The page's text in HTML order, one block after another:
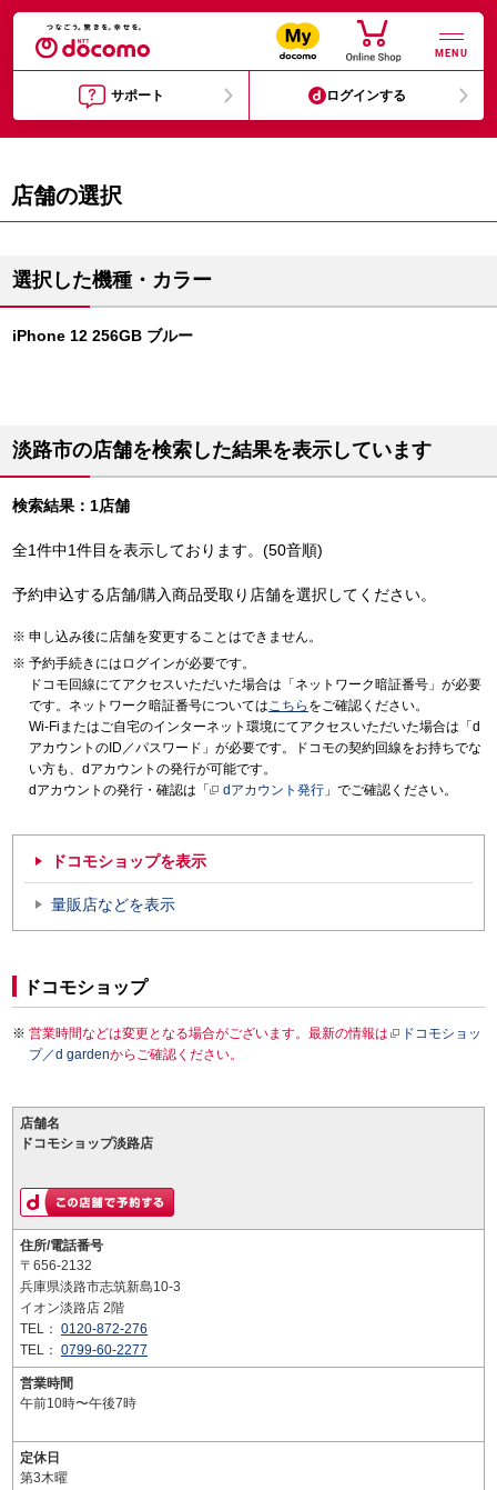
MENU
サポート ログインする
店舗の選択
選択した機種・カラー
iPhone 12 256GB ブルー
淡路市の店舗を検索した結果を表示しています
検索結果：1店舗
全1件中1件目を表示しております。(50音順)
予約申込する店舗/購入商品受取り店舗を選択してください。
申し込み後に店舗を変更することはできません。
予約手続きにはログインが必要です。
ドコモ回線にてアクセスいただいた場合は「ネットワーク暗証番号」が必要
です。ネットワーク暗証番号についてはこちら をご確認ください。
Wi-Fiまたはご自宅のインターネット環境にてアクセスいただいた場合は「d
アカウントのID／パスワード」が必要です。ドコモの契約回線をお持ちでな
い方も、dアカウントの発行が可能です。
dアカウントの発行・確認は「
dアカウント発行 」でご確認ください。
ドコモショップを表示
量販店などを表示
ドコモショップ
営業時間などは変更となる場合がございます。最新の情報は
ドコモショッ
プ／d gardenからご確認ください。
店舗名
ドコモショップ淡路店
住所/電話番号
〒656-2132
兵庫県淡路市志筑新島10-3
イオン淡路店 2階
TEL： 0120-872-276
TEL： 0799-60-2277
営業時間
午前10時〜午後7時
定休日
第3木曜